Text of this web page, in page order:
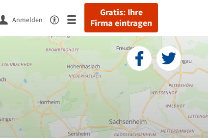
Gratis: Ihre
Firma eintragen
Anmelden